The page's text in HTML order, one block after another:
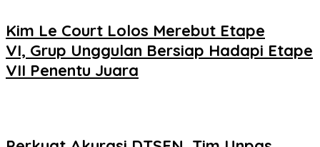
Kim Le Court Lolos Merebut Etape
VI, Grup Unggulan Bersiap Hadapi Etape
VII Penentu Juara